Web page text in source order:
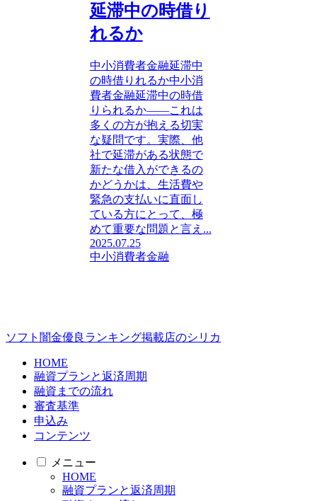
延滞中の時借り
れるか
中小消費者金融延滞中
の時借りれるか中小消
費者金融延滞中の時借
りられるか――これは
多くの方が抱える切実
な疑問です。実際、他
社で延滞がある状態で
新たな借入ができるの
かどうかは、生活費や
緊急の支払いに直面し
ている方にとって、極
めて重要な問題と言え...
2025.07.25
中小消費者金融
ソフト闇金優良ランキング掲載店のシリカ
HOME
融資プランと返済周期
融資までの流れ
審査基準
申込み
コンテンツ
メニュー
HOME
融資プランと返済周期